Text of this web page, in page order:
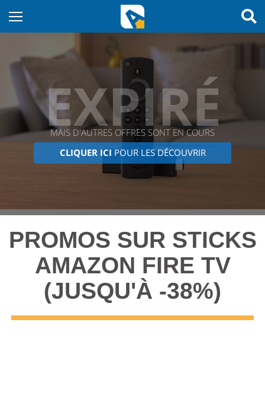
EXPIRÉ
MAIS D'AUTRES OFFRES SONT EN COURS
CLIQUER ICIPOUR LES DÉCOUVRIR
PROMOS SUR STICKS
AMAZON FIRE TV
(JUSQU'À -38%)